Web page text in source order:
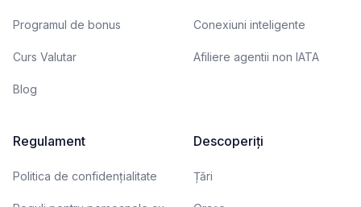
Programul de bonus
Curs Valutar
Blog
Conexiuni inteligente
Afiliere agentii non IATA
Regulament
Politica de confidențialitate
Descoperiți
Țări